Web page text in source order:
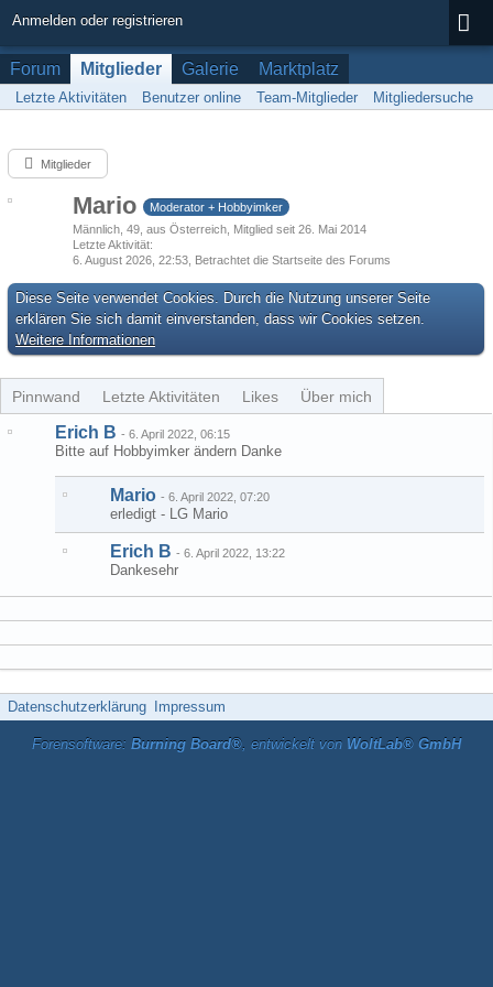
Anmelden oder registrieren
Forum Mitglieder Galerie Marktplatz
Letzte Aktivitäten Benutzer online Team-Mitglieder Mitgliedersuche
Mitglieder
Mario
Moderator + Hobbyimker
Männlich 49 aus Österreich Mitglied seit 26. Mai 2014
Letzte Aktivität
6. August 2026, 22:53 , Betrachtet die Startseite des Forums
Diese Seite verwendet Cookies. Durch die Nutzung unserer Seite
erklären Sie sich damit einverstanden, dass wir Cookies setzen.
Weitere Informationen
Pinnwand Letzte Aktivitäten Likes Über mich
Erich B - 6. April 2022, 06:15
Bitte auf Hobbyimker ändern Danke
Mario - 6. April 2022, 07:20
erledigt - LG Mario
Erich B - 6. April 2022, 13:22
Dankesehr
Datenschutzerklärung Impressum
Forensoftware: Burning Board®, entwickelt von WoltLab® GmbH